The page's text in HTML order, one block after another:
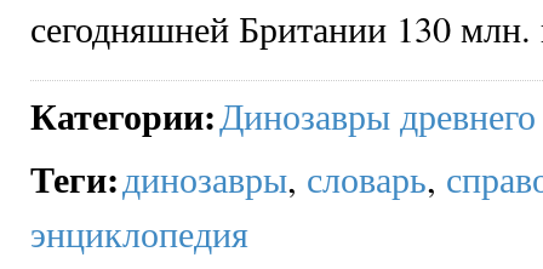
сегодняшней Британии 130 млн.
Категории:Динозавры
Теги:динозавры, словарь,
энциклопедия